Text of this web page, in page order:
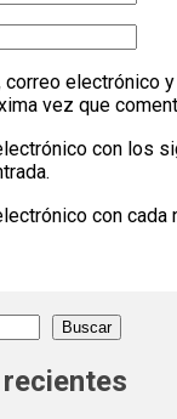
correo electrónico
vez que
con los
con cada
Buscar